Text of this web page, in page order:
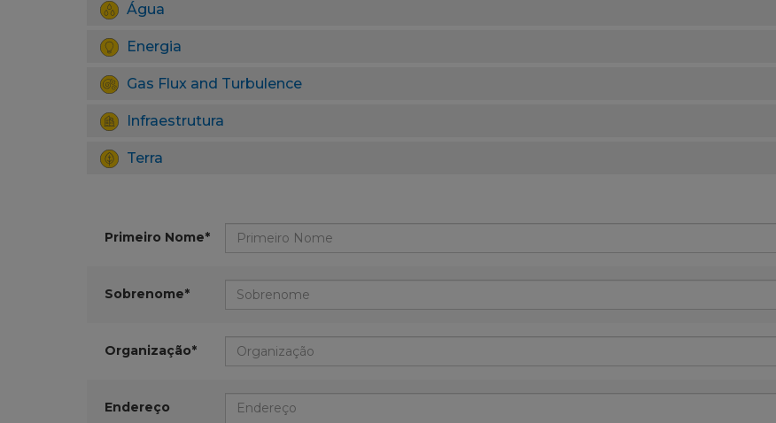
Água
Energia
Gas Flux and Turbulence
Infraestrutura
Terra
Primeiro Nome*
Sobrenome*
Organização*
Endereço